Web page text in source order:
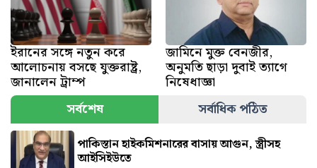
ইরানের সঙ্গে নতুন করে
আলোচনায় বসছে যুক্তরাষ্ট্র,
জানালেন ট্রাম্প
জামিনে মুক্ত বেনজীর,
অনুমতি ছাড়া দুবাই ত্যাগে
নিষেধাজ্ঞা
সর্বশেষ
সর্বাধিক পঠিত
পাকিস্তান হাইকমিশনারের বাসায় আগুন, স্ত্রীসহ
আইসিইউতে